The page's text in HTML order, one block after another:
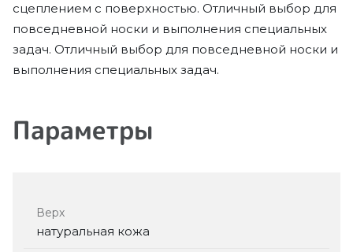
сцеплением с поверхностью. Отличный выбор для
повседневной носки и выполнения специальных
задач. Отличный выбор для повседневной носки и
выполнения специальных задач.
Параметры
Верх
натуральная кожа